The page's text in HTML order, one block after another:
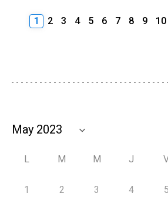
1 2 3 4 5 6 7 8 9 10
L M M J
1 2 3 4 5